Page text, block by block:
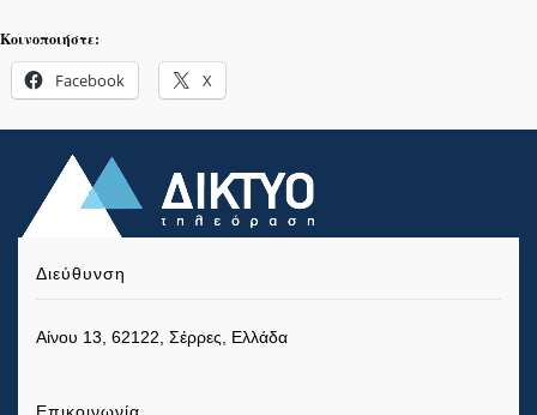
Κοινοποιήστε:
Facebook X
Διεύθυνση
Αίνου 13, 62122, Σέρρες, Ελλάδα